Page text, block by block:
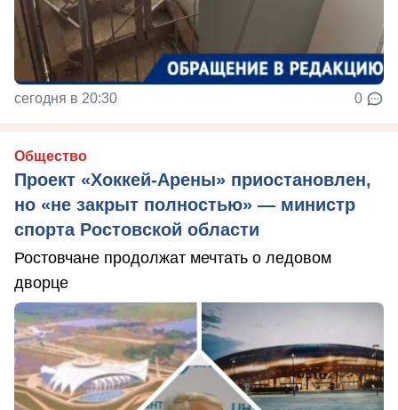
сегодня в 20:30 0
Общество
Проект «Хоккей-Арены» приостановлен,
но «не закрыт полностью» — министр
спорта Ростовской области
Ростовчане продолжат мечтать о ледовом
дворце